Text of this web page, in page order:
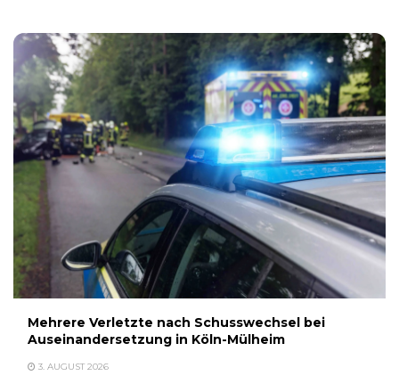
Mehrere Verletzte nach Schusswechsel bei
Auseinandersetzung in Köln-Mülheim
3. AUGUST 2026